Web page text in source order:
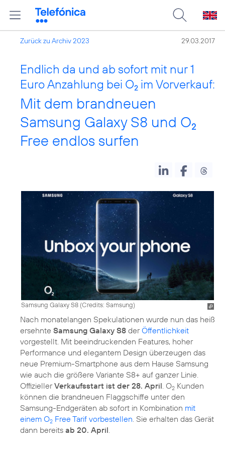
Zurück zu Archiv 2023 29.03.2017
Endlich da und ab sofort mit nur 1
Euro Anzahlung bei O2 im Vorverkauf:
Mit dem brandneuen
Samsung Galaxy S8 und O2
Free endlos surfen
Samsung Galaxy S8 (Credits: Samsung)
Nach monatelangen Spekulationen wurde nun das heiß
ersehnte Samsung Galaxy S8 derÖffentlichkeit
vorgestellt. Mit beeindruckenden Features, hoher
Performance und elegantem Design überzeugen das
neue Premium-Smartphone aus dem Hause Samsung
wie auch die größere Variante S8+ auf ganzer Linie.
OffiziellerVerkaufsstart ist der 28. April . O2 Kunden
können die brandneuen Flaggschiffe unter den
Samsung-Endgeräten ab sofort in Kombination mit
einem O2 Free Tarif vorbestellen . Sie erhalten das Gerät
dann bereits ab 20. April